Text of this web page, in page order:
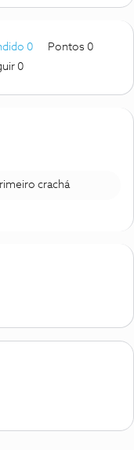
0
Pontos 0
0
crachá